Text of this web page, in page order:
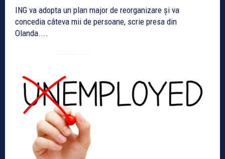
ING va adopta un plan major de reorganizare şi va
concedia câteva mii de persoane, scrie presa din
Olanda....